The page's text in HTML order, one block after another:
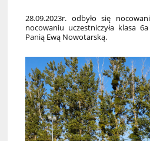
28.09.2023r. odbyło się
nocowaniu uczestniczyła klasa
Panią Ewą Nowotarską.